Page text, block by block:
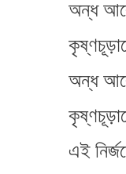
অন্ধ
অন্ধ
এই